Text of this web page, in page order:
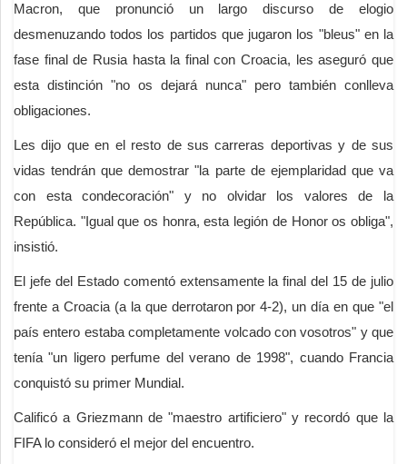
Macron, que pronunció un largo discurso de elogio
desmenuzando todos los partidos que jugaron los "bleus" en la
fase final de Rusia hasta la final con Croacia, les aseguró que
esta distinción "no os dejará nunca" pero también conlleva
obligaciones.
Les dijo que en el resto de sus carreras deportivas y de sus
vidas tendrán que demostrar "la parte de ejemplaridad que va
con esta condecoración" y no olvidar los valores de la
República. "Igual que os honra, esta legión de Honor os obliga",
insistió.
El jefe del Estado comentó extensamente la final del 15 de julio
frente a Croacia (a la que derrotaron por 4-2), un día en que "el
país entero estaba completamente volcado con vosotros" y que
tenía "un ligero perfume del verano de 1998", cuando Francia
conquistó su primer Mundial.
Calificó a Griezmann de "maestro artificiero" y recordó que la
FIFA lo consideró el mejor del encuentro.